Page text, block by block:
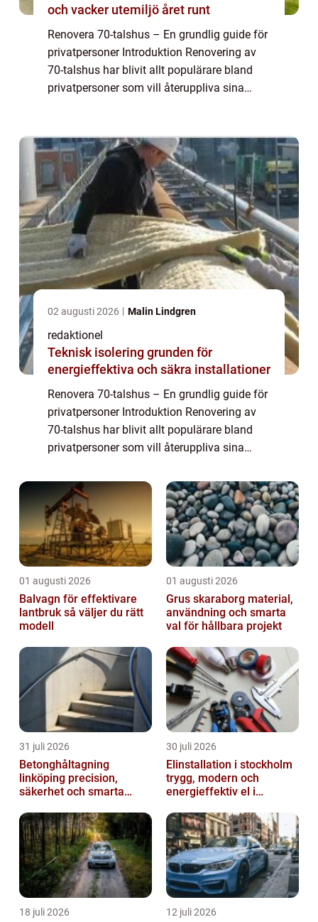
och vacker utemiljö året runt
Renovera 70-talshus – En grundlig guide för
privatpersoner Introduktion Renovering av
70-talshus har blivit allt populärare bland
privatpersoner som vill återuppliva sina
02 augusti 2026 Malin Lindgren
redaktionel
Teknisk isolering grunden för
energieffektiva och säkra installationer
Renovera 70-talshus – En grundlig guide för
privatpersoner Introduktion Renovering av
70-talshus har blivit allt populärare bland
privatpersoner som vill återuppliva sina
den här artikeln kommer vi att ge...
01 augusti 2026
Balvagn för effektivare
lantbruk så väljer du rätt
modell
01 augusti 2026
Grus skaraborg material,
användning och smarta
val för hållbara projekt
31 juli 2026
Betonghåltagning
linköping precision,
säkerhet och smarta
30 juli 2026
Elinstallation i stockholm
trygg, modern och
energieffektiv el i
18 juli 2026 12 juli 2026